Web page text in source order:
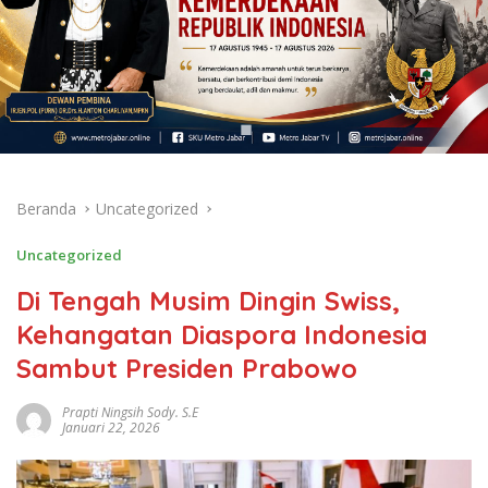
Beranda Uncategorized
Uncategorized
Di Tengah Musim Dingin Swiss,
Kehangatan Diaspora Indonesia
Sambut Presiden Prabowo
Prapti Ningsih Sody. S.E
Januari 22, 2026